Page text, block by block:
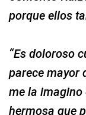
porque ellos
“Es doloroso
parece mayor
me la imagino
hermosa que